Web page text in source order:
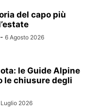
del capo più
- 6 Agosto 2026
le Guide Alpine
le chiusure degli
2026